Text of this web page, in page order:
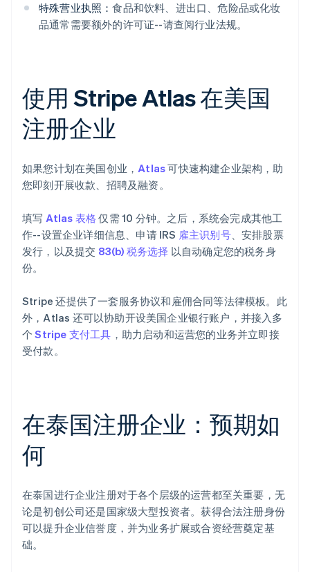
特殊营业执照：食品和饮料、进出口、危险品或化妆
品通常需要额外的许可证--请查阅行业法规。
使用 Stripe Atlas 在美国
注册企业
如果您计划在美国创业，Atlas可快速构建企业架构，助
您即刻开展收款、招聘及融资。
填写 Atlas 表格 仅需 10 分钟。之后，系统会完成其他工
作--设置企业详细信息、申请 IRS 雇主识别号、安排股票
发行，以及提交 83(b) 税务选择 以自动确定您的税务身
份。
Stripe 还提供了一套服务协议和雇佣合同等法律模板。此
外，Atlas 还可以协助开设美国企业银行账户，并接入多
个Stripe 支付工具 ，助力启动和运营您的业务并立即接
受付款。
在泰国注册企业：预期如
何
在泰国进行企业注册对于各个层级的运营都至关重要，无
论是初创公司还是国家级大型投资者。获得合法注册身份
可以提升企业信誉度，并为业务扩展或合资经营奠定基
础。
阿联酋
English
爱沙尼亚
English
奥地利